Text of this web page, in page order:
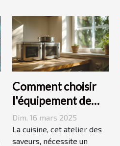
Comment choisir
l'équipement de
cuisine idéal pour
vos recettes
Dim. 16 mars 2025
La cuisine, cet atelier des
saveurs, nécessite un